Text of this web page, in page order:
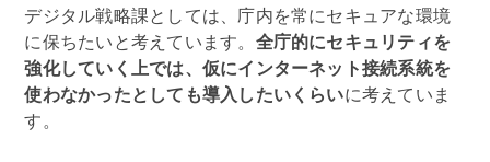
デジタル戦略課としては、庁内を常にセキュアな環境
に保ちたいと考えています。 全庁的にセキュリティを
強化していく上では、仮にインターネット接続系統を
使わなかったとしても導入したいくらいに考えていま
す。